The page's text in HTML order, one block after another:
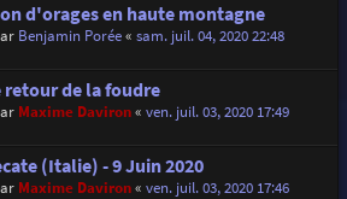
d'orages en haute montagne
Benjamin Porée« sam. juil. 04, 2020 22:48
retour de la foudre
Maxime Daviron« ven. juil. 03, 2020 17:49
(Italie) - 9 Juin 2020
Maxime Daviron« ven. juil. 03, 2020 17:46